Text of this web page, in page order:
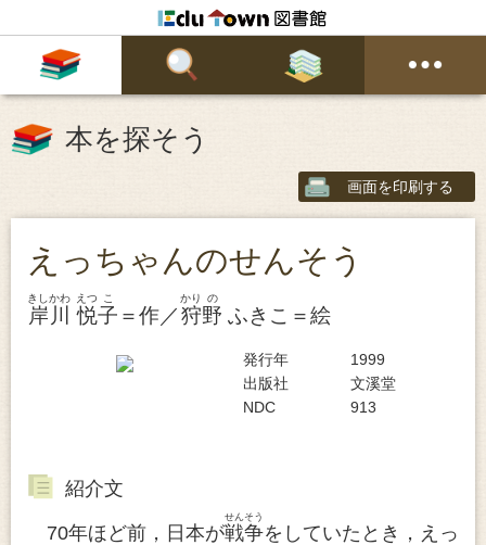
本を探そう
画面を印刷する
えっちゃんのせんそう
岸
きし
川
かわ
悦
えつ
子
こ
＝作／狩
かり
野
の
ふきこ＝絵
発行年
1999
出版社
文溪堂
NDC
913
紹介文
70年ほど前，日本が戦
せん
争
そう
をしていたとき，えっ